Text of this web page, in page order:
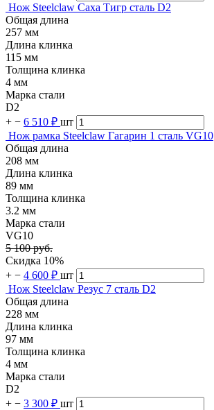
Нож Steelclaw Саха Тигр сталь D2
Общая длина
257 мм
Длина клинка
115 мм
Толщина клинка
4 мм
Марка стали
D2
+ − 6 510 ₽ шт
Нож рамка Steelclaw Гагарин 1 сталь VG10
Общая длина
208 мм
Длина клинка
89 мм
Толщина клинка
3.2 мм
Марка стали
VG10
5 100 руб.
Скидка 10%
+ − 4 600 ₽ шт
Нож Steelclaw Резус 7 сталь D2
Общая длина
228 мм
Длина клинка
97 мм
Толщина клинка
4 мм
Марка стали
D2
+ − 3 300 ₽ шт